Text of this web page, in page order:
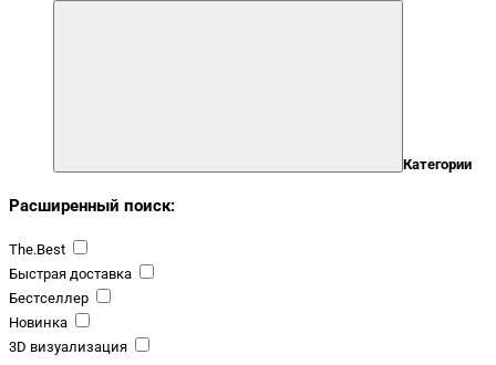
Категории
Расширенный поиск:
The.Best
Быстрая доставка
Бестселлер
Новинка
3D визуализация